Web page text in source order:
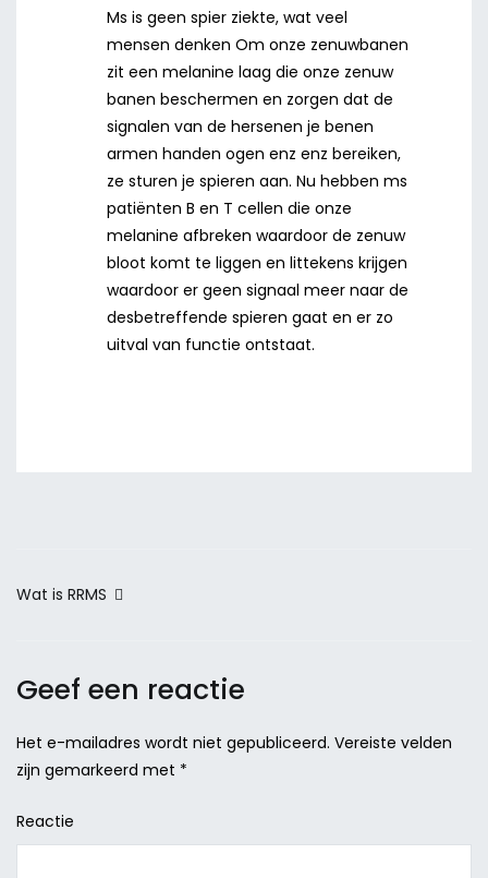
Ms is geen spier ziekte, wat veel
mensen denken Om onze zenuwbanen
zit een melanine laag die onze zenuw
banen beschermen en zorgen dat de
signalen van de hersenen je benen
armen handen ogen enz enz bereiken,
ze sturen je spieren aan. Nu hebben ms
patiënten B en T cellen die onze
melanine afbreken waardoor de zenuw
bloot komt te liggen en littekens krijgen
waardoor er geen signaal meer naar de
desbetreffende spieren gaat en er zo
uitval van functie ontstaat.
Berichtnavigatie
Wat is RRMS
Geef een reactie
Het e-mailadres wordt niet gepubliceerd. Vereiste velden
zijn gemarkeerd met *
Reactie